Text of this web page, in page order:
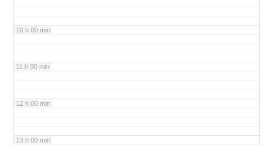
10 h 00 min
11 h 00 min
12 h 00 min
13 h 00 min